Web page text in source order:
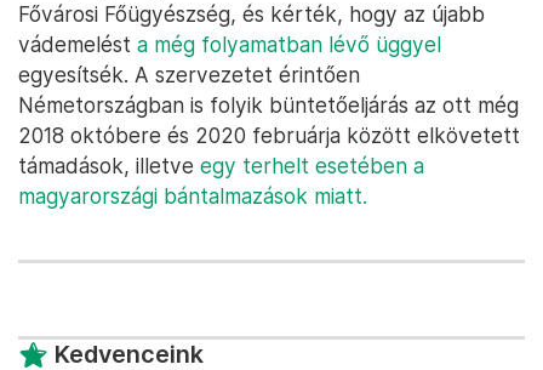
Fővárosi Főügyészség, és kérték, hogy az újabb
vádemelést a még folyamatban lévő üggyel
egyesítsék. A szervezetet érintően
Németországban is folyik büntetőeljárás az ott még
2018 októbere és 2020 februárja között elkövetett
támadások, illetve egy terhelt esetében a
magyarországi bántalmazások miatt.
Kedvenceink